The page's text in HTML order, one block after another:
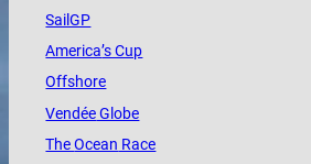
SailGP
America’s Cup
Offshore
VendéeGlobe
TheOcean Race